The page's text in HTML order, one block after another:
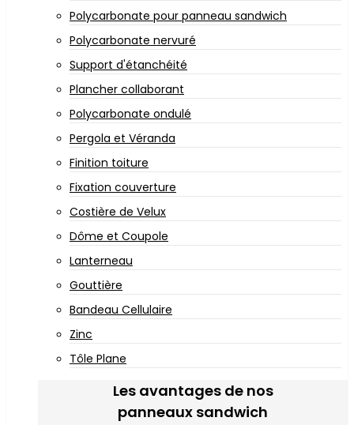
Polycarbonate pour panneau sandwich
Polycarbonate nervuré
Support d'étanchéité
Plancher collaborant
Polycarbonate ondulé
Pergola et Véranda
Finition toiture
Fixation couverture
Costière de Velux
Dôme et Coupole
Lanterneau
Gouttière
Bandeau Cellulaire
Zinc
Tôle Plane
Les avantages de nos
panneaux sandwich